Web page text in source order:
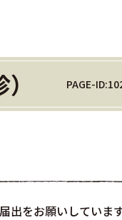
PAGE-
出をお願いしていま